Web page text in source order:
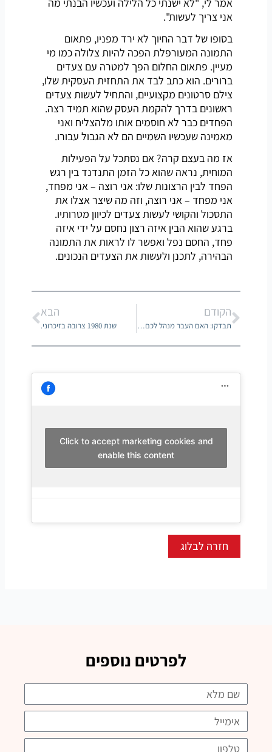
אני צריך לעשות".
בסופו של דבר החיוך לא ירד מפניו, פתאום
התמונה המעורפלת הפכה להיות צלולה כמו מי
מעיין. פתאום החלום הפך למטרה עם צעדים
ברורים. הוא כתב לבד את התחזית העסקית שלו,
צילם סרטונים מקצועיים, והתחיל לעשות צעדים
ראשונים בדרך להקמת העסק שהוא תמיד רצה.
הפחדים כבר לא חוסמים אותו מלהצליח ואני
מאמינה שעכשיו השמיים הם לא הגבול עבורו.
אז מה בעצם קרה? אם נסתכל על הפעילות
המוחית, נראה שהוא כל הזמן התנדנד בין רגש
הפחד לבין הרצונות שלו: אני רוצה – אני מפחד,
אני מפחד – אני רוצה, וזה מה שיצר אצלו את
התסכול והקושי לעשות צעדים לכיוון מטרותיו.
ברגע שהוא הבין איזה רצון נחסם על ידי איזה
פחד, החסם נפל ואפשר לו לראות את התמונה
הבהירה, לתכנן ולעשות את הצעדים הנכונים.
קודם
הקודם
תבדקו: האם העבר מנהל לכם את העסק?
הבא
שנת 1980 צרובה בזיכרוני.
הבא
Click to accept marketing cookies and
enable this content
חזרה לבלוג
לפרטים נוספים
שם
אימייל
טלפון